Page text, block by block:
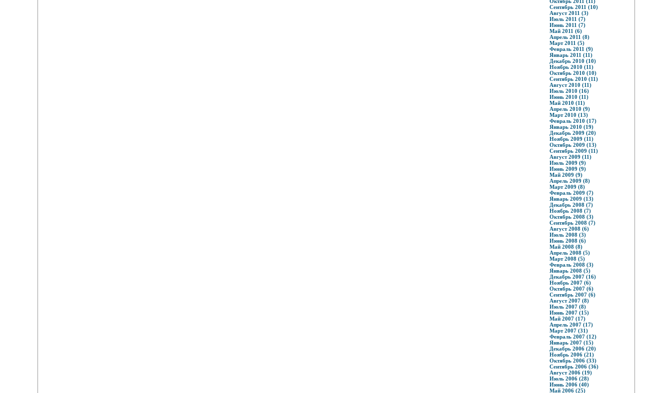
Сентябрь 2011 (10)
Август 2011 (3)
Июль 2011 (7)
Июнь 2011 (7)
Май 2011 (6)
Апрель 2011 (8)
Март 2011 (5)
Февраль 2011 (9)
Январь 2011 (11)
Декабрь 2010 (10)
Ноябрь 2010 (11)
Октябрь 2010 (10)
Сентябрь 2010 (11)
Август 2010 (11)
Июль 2010 (16)
Июнь 2010 (11)
Май 2010 (11)
Апрель 2010 (9)
Март 2010 (13)
Февраль 2010 (17)
Январь 2010 (19)
Декабрь 2009 (20)
Ноябрь 2009 (11)
Октябрь 2009 (13)
Сентябрь 2009 (11)
Август 2009 (11)
Июль 2009 (9)
Июнь 2009 (9)
Май 2009 (9)
Апрель 2009 (8)
Март 2009 (8)
Февраль 2009 (7)
Январь 2009 (13)
Декабрь 2008 (7)
Ноябрь 2008 (7)
Октябрь 2008 (3)
Сентябрь 2008 (7)
Август 2008 (6)
Июль 2008 (3)
Июнь 2008 (6)
Май 2008 (8)
Апрель 2008 (5)
Март 2008 (5)
Февраль 2008 (3)
Январь 2008 (5)
Декабрь 2007 (16)
Ноябрь 2007 (6)
Октябрь 2007 (6)
Сентябрь 2007 (6)
Август 2007 (8)
Июль 2007 (8)
Июнь 2007 (15)
Май 2007 (17)
Апрель 2007 (17)
Март 2007 (31)
Февраль 2007 (12)
Январь 2007 (15)
Декабрь 2006 (20)
Ноябрь 2006 (21)
Октябрь 2006 (33)
Сентябрь 2006 (36)
Август 2006 (19)
Июль 2006 (28)
Июнь 2006 (40)
Май 2006 (25)